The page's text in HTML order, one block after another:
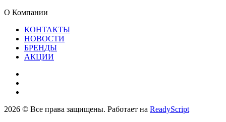
О Компании
КОНТАКТЫ
НОВОСТИ
БРЕНДЫ
АКЦИИ
2026 © Все права защищены. Работает на ReadyScript